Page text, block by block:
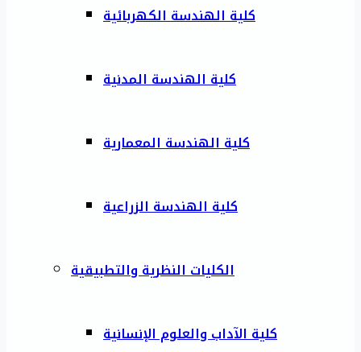
كلية الهندسة الكهربائية
كلية الهندسة المدنية
كلية الهندسة المعمارية
كلية الهندسة الزراعية
الكليات النظرية والتطبيقية
كلية الآداب والعلوم الإنسانية